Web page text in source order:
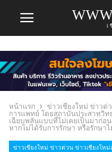
เ
หน้าแรก ข่าวเชียงใหม่ ข่าวด่
การแพทย์ โดยสถาบันประสาทวิท
เฉียบพลันแบบที่ไม่เคยเป็นมาก่อ
หากไม่ได้รับการรักษา หรือรักษา
ข่าวเชียงใหม่ ข่าวด่วน ข่าวเชียงให